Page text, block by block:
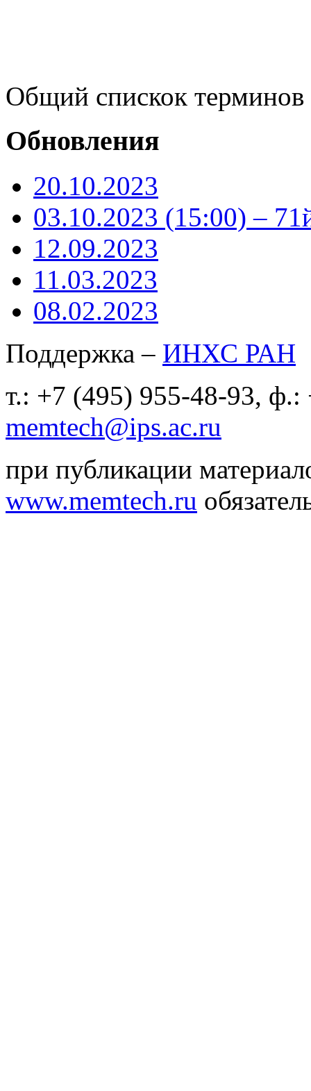
Общий спискок
Обновления
20.10.2023
03.10.2023 (15:00) –
12.09.2023
11.03.2023
08.02.2023
Поддержка – ИНХС РАН
т.: +7 (495) 955-48-93,
memtech@ips.ac.ru
при публикации
www.memtech.ru